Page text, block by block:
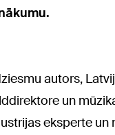
autors,
un
eksperte